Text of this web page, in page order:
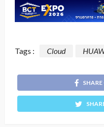
Tags : Cloud